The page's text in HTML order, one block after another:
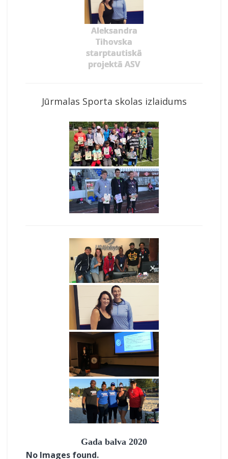
Aleksandra
Tihovska
starptautiskā
projektā ASV
Jūrmalas Sporta skolas izlaidums
Gada balva 2020
No Images found.